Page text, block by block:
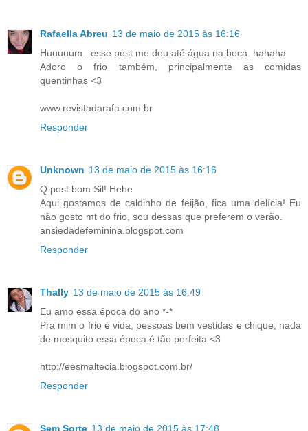
Rafaella Abreu 13 de maio de 2015 às 16:16
Huuuuum...esse post me deu até água na boca. hahaha
Adoro o frio também, principalmente as comidas
quentinhas <3
www.revistadarafa.com.br
Responder
Unknown 13 de maio de 2015 às 16:16
Q post bom Sil! Hehe
Aqui gostamos de caldinho de feijão, fica uma delícia! Eu
não gosto mt do frio, sou dessas que preferem o verão.
ansiedadefeminina.blogspot.com
Responder
Thally 13 de maio de 2015 às 16:49
Eu amo essa época do ano *-*
Pra mim o frio é vida, pessoas bem vestidas e chique, nada
de mosquito essa época é tão perfeita <3
http://eesmaltecia.blogspot.com.br/
Responder
Sem Sorte 13 de maio de 2015 às 17:48